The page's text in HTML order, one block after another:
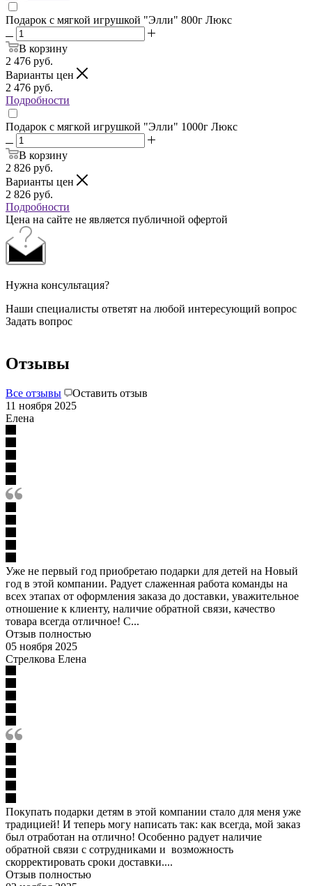
Подарок с мягкой игрушкой "Элли" 800г Люкс
В корзину
2 476 руб.
Варианты цен
2 476 руб.
Подробности
Подарок с мягкой игрушкой "Элли" 1000г Люкс
В корзину
2 826 руб.
Варианты цен
2 826 руб.
Подробности
Цена на сайте не является публичной офертой
Нужна консультация?
Наши специалисты ответят на любой интересующий вопрос
Задать вопрос
Отзывы
Все отзывы
Оставить отзыв
11 ноября 2025
Елена
Уже не первый год приобретаю подарки для детей на Новый
год в этой компании. Радует слаженная работа команды на
всех этапах от оформления заказа до доставки, уважительное
отношение к клиенту, наличие обратной связи, качество
товара всегда отличное! С...
Отзыв полностью
05 ноября 2025
Стрелкова Елена
Покупать подарки детям в этой компании стало для меня уже
традицией! И теперь могу написать так: как всегда, мой заказ
был отработан на отлично! Особенно радует наличие
обратной связи с сотрудниками и возможность
скорректировать сроки доставки....
Отзыв полностью